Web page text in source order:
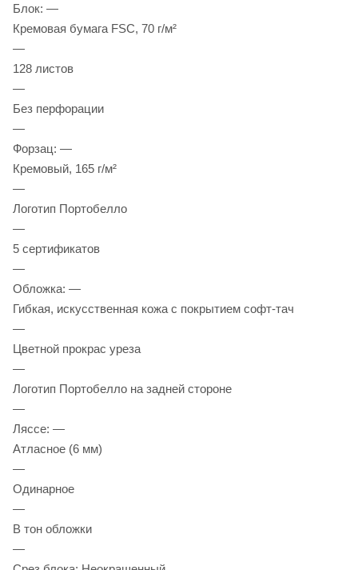
Блок: —
Кремовая бумага FSC, 70 г/м²
—
128 листов
—
Без перфорации
—
Форзац: —
Кремовый, 165 г/м²
—
Логотип Портобелло
—
5 сертификатов
—
Обложка: —
Гибкая, искусственная кожа с покрытием софт-тач
—
Цветной прокрас уреза
—
Логотип Портобелло на задней стороне
—
Ляссе: —
Атласное (6 мм)
—
Одинарное
—
В тон обложки
—